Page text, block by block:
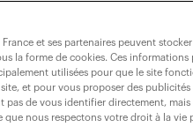
et ses partenaires peuvent
la forme de cookies. Ces informations
utilisées pour que le site
et pour vous proposer des publicités
pas de vous identifier directement,
nous respectons votre droit à la vie